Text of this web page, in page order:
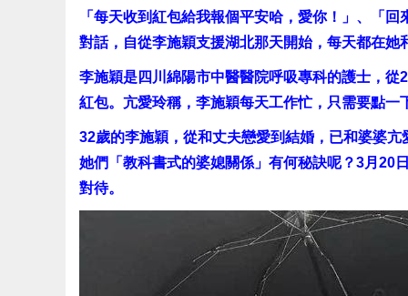
「每天收到紅包給我報個平安哈，愛你！」、「
對話，自從李施穎支援湖北那天開始，每天都在她
李施穎是四川綿陽市中醫醫院呼吸專科的護士，
紅包。亢愛玲稱，李施穎每天工作忙，只需要點一
32歲的李施穎，從和丈夫戀愛到結婚，已和婆婆
她們「教科書式的婆媳關係」有何秘訣呢？3月20
對待。